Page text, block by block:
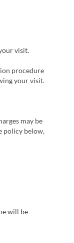
visit.
procedure
your visit.
may be
policy below,
will be